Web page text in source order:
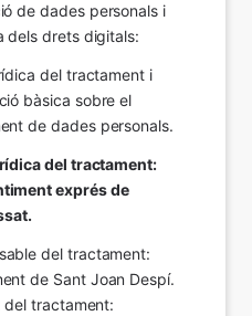
de dades personals i
dels drets digitals:
del tractament i
bàsica sobre el
de dades personals.
del tractament:
exprés de
del tractament:
de Sant Joan Despí.
del tractament: